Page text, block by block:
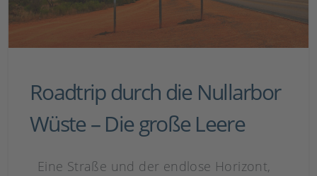
Roadtrip durch die Nullarbor
Wüste – Die große Leere
Eine Straße und der endlose Horizont,